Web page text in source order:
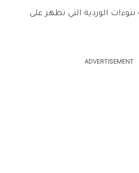
نتوءات الوردية التي تظهر على
ADVERTISEMENT